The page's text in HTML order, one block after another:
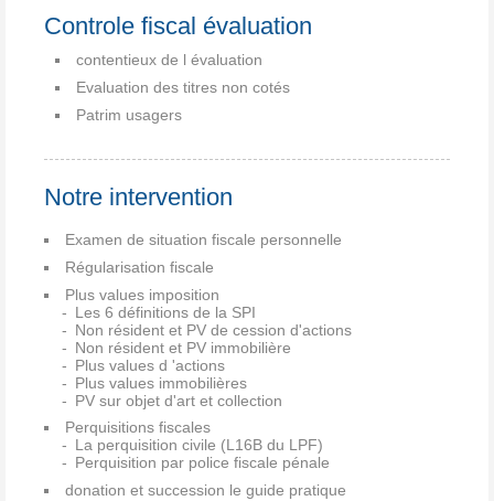
Controle fiscal évaluation
contentieux de l évaluation
Evaluation des titres non cotés
Patrim usagers
Notre intervention
Examen de situation fiscale personnelle
Régularisation fiscale
Plus values imposition
Les 6 définitions de la SPI
Non résident et PV de cession d'actions
Non résident et PV immobilière
Plus values d 'actions
Plus values immobilières
PV sur objet d'art et collection
Perquisitions fiscales
La perquisition civile (L16B du LPF)
Perquisition par police fiscale pénale
donation et succession le guide pratique